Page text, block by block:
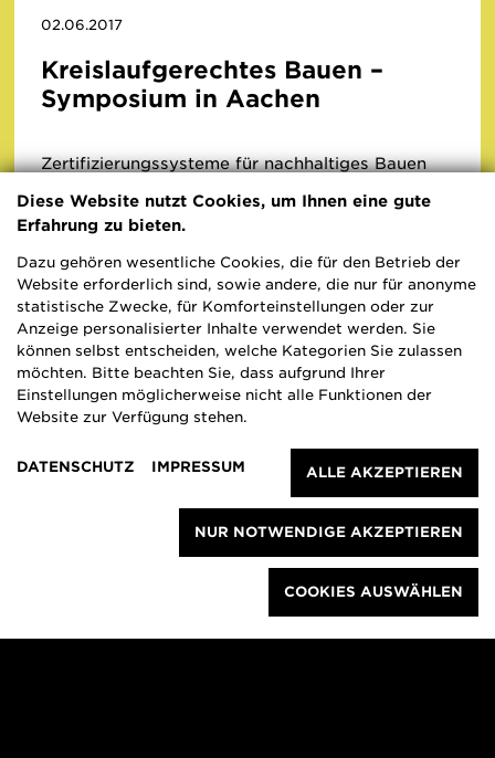
02.06.2017
Kreislaufgerechtes Bauen –
Symposium in Aachen
Zertifizierungssysteme für nachhaltiges Bauen
Betrieb von Gebäuden ressourceneffizient
vorzugehen und schon bei den ersten
Entscheidungsprozessen alle ökologischen
Auswirkungen mit zu bedenken.
Ressourcen Nachkriegsarchitektur
08.02.2017
Energiewende Ruhr – mehr als
bloße Ressourceneffizienz
Diese Website nutzt Cookies, um Ihnen eine gute
Erfahrung zu bieten.
Dazu gehören wesentliche Cookies, die für den Betrieb der
Website erforderlich sind, sowie andere, die nur für anonyme
statistische Zwecke, für Komforteinstellungen oder zur
Anzeige personalisierter Inhalte verwendet werden. Sie
können selbst entscheiden, welche Kategorien Sie zulassen
möchten. Bitte beachten Sie, dass aufgrund Ihrer
Einstellungen möglicherweise nicht alle Funktionen der
Website zur Verfügung stehen.
ALLE AKZEPTIEREN
NUR NOTWENDIGE AKZEPTIEREN
COOKIES AUSWÄHLEN
DATENSCHUTZ IMPRESSUM